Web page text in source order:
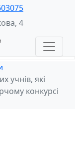
4
учнів, які
конкурсі